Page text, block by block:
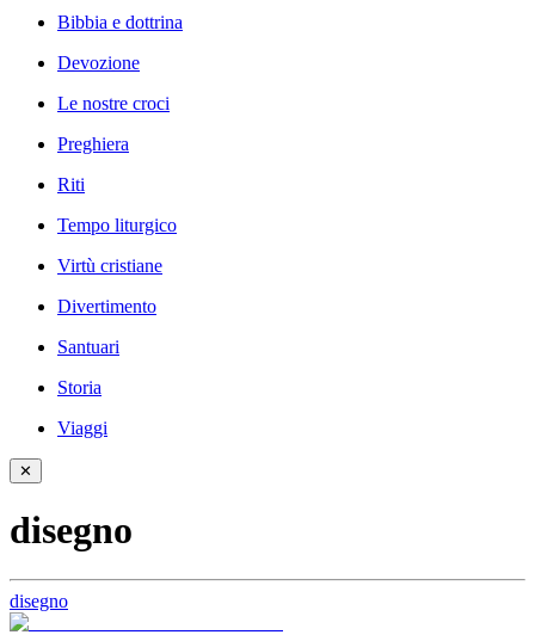
Bibbia e dottrina
Devozione
Le nostre croci
Preghiera
Riti
Tempo liturgico
Virtù cristiane
Divertimento
Santuari
Storia
Viaggi
✕
disegno
disegno